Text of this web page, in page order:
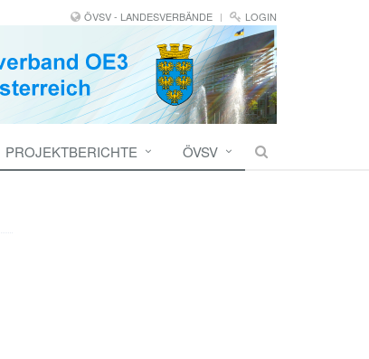
ÖVSV - LANDESVERBÄNDE LOGIN
PROJEKTBERICHTE ÖVSV